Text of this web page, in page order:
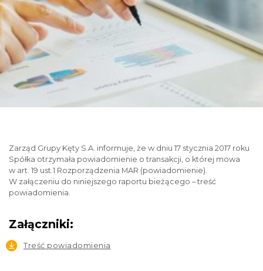
Zarząd Grupy Kęty S.A. informuje, że w dniu 17 stycznia 2017 roku
Spółka otrzymała powiadomienie o transakcji, o której mowa
w art. 19 ust.1 Rozporządzenia MAR (powiadomienie).
W załączeniu do niniejszego raportu bieżącego – treść
powiadomienia.
Załączniki:
Treść powiadomienia